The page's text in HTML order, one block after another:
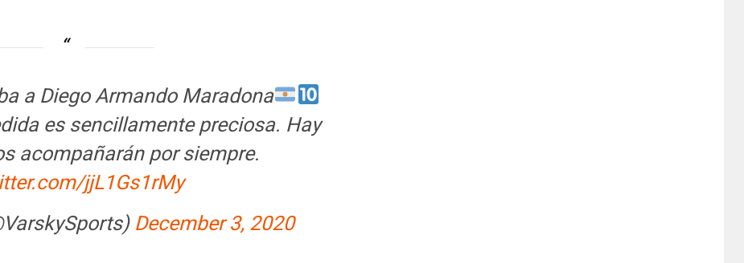
a Diego Armando Maradona
es sencillamente preciosa. Hay
acompañarán por siempre.
jjL1Gs1rMy
December 3, 2020